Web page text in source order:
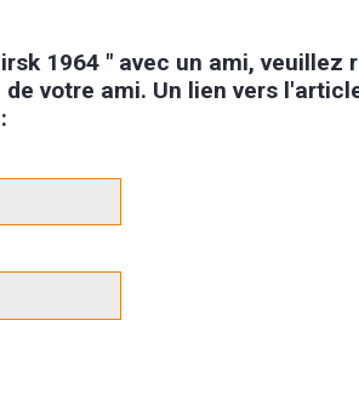
1964 " avec un ami, veuillez
votre ami. Un lien vers